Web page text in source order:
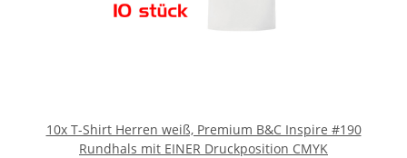
10x T-Shirt Herren weiß, Premium B&C Inspire #190
Rundhals mit EINER Druckposition CMYK